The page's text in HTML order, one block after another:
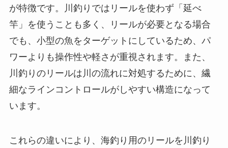
が特徴です。川釣りではリールを使わず「延べ
竿」を使うことも多く、リールが必要となる場合
でも、小型の魚をターゲットにしているため、パ
ワーよりも操作性や軽さが重視されます。また、
川釣りのリールは川の流れに対処するために、繊
細なラインコントロールがしやすい構造になって
います。
これらの違いにより、海釣り用のリールを川釣り